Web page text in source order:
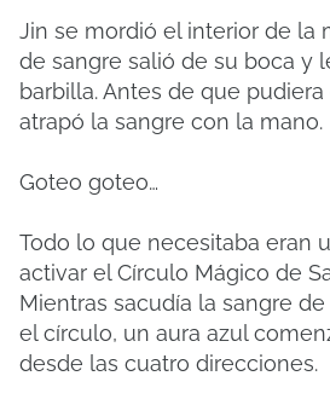
Jin se mordió el interior de la
de sangre salió de su boca y
barbilla. Antes de que
atrapó la sangre con la mano.
Goteo goteo…
Todo lo que necesitaba eran
activar el Círculo Mágico de
Mientras sacudía la sangre
el círculo, un aura azul
desde las cuatro direcciones.